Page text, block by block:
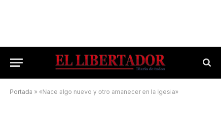
Portada » «Nace algo nuevo y otro amanecer en la Igesia»